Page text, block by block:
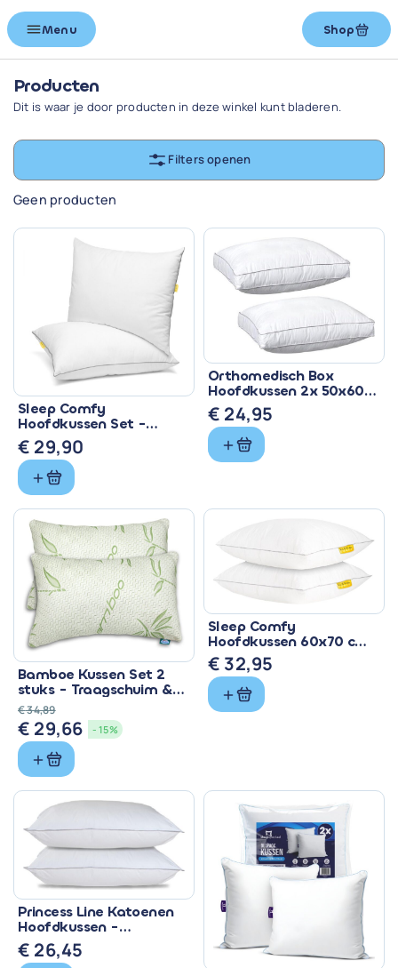
Menu Shop
Producten
Dit is waar je door producten in deze winkel kunt bladeren.
Filters openen
Geen producten
Sleep Comfy
Hoofdkussen Set -
Ergonomisch & Katoen
€ 29,90
Orthomedisch Box
Hoofdkussen 2x 50x60
cm - Stevige
Nekondersteuning
€ 24,95
Bamboe Kussen Set 2
stuks - Traagschuim &
Ademend Comfort
€34,89
Oorspronkelijke
prijs
was:
€ 34,89.
€ 29,66Huidige
€ 29,66.
- 15%
Sleep Comfy
Hoofdkussen 60x70 cm
- Orthopedisch Comfort
Set 2
€ 32,95
Princess Line Katoenen
Hoofdkussen -
Verstelbaar & Anti-
allergisch
€ 26,45